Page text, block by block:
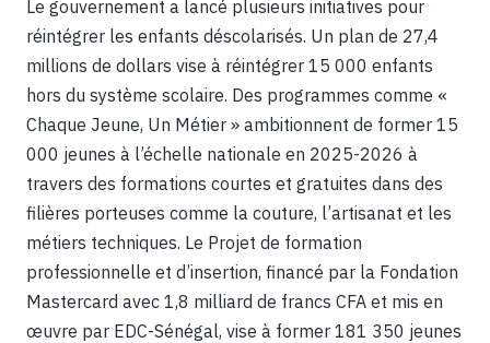
Le gouvernement a lancé plusieurs initiatives pour
réintégrer les enfants déscolarisés. Un plan de 27,4
millions de dollars vise à réintégrer 15 000 enfants
hors du système scolaire. Des programmes comme «
Chaque Jeune, Un Métier » ambitionnent de former 15
000 jeunes à l’échelle nationale en 2025-2026 à
travers des formations courtes et gratuites dans des
filières porteuses comme la couture, l’artisanat et les
métiers techniques. Le Projet de formation
professionnelle et d’insertion, financé par la Fondation
Mastercard avec 1,8 milliard de francs CFA et mis en
œuvre par EDC-Sénégal, vise à former 181 350 jeunes